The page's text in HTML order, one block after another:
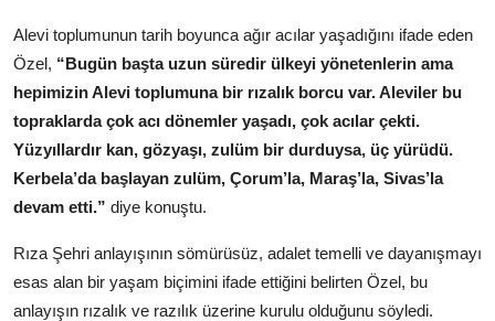
Alevi toplumunun tarih boyunca ağır acılar yaşadığını ifade eden
Özel, “Bugün başta uzun süredir ülkeyi yönetenlerin ama
hepimizin Alevi toplumuna bir rızalık borcu var. Aleviler bu
topraklarda çok acı dönemler yaşadı, çok acılar çekti.
Yüzyıllardır kan, gözyaşı, zulüm bir durduysa, üç yürüdü.
Kerbela’da başlayan zulüm, Çorum’la, Maraş’la, Sivas’la
devam etti.” diye konuştu.
Rıza Şehri anlayışının sömürüsüz, adalet temelli ve dayanışmayı
esas alan bir yaşam biçimini ifade ettiğini belirten Özel, bu
anlayışın rızalık ve razılık üzerine kurulu olduğunu söyledi.